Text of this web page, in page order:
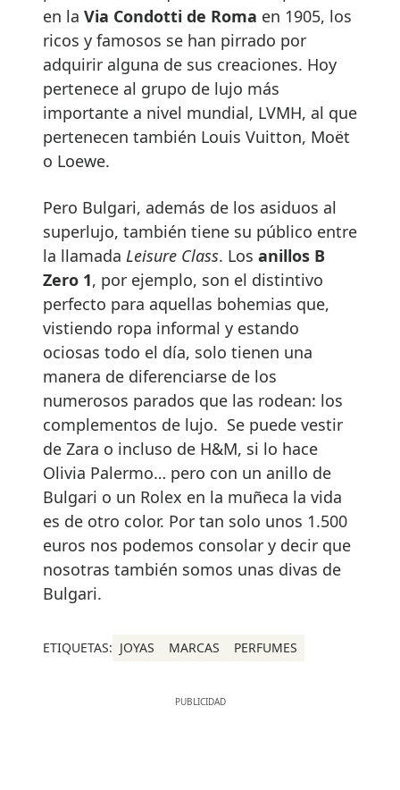
en la Via Condotti de Roma en 1905, los
ricos y famosos se han pirrado por
adquirir alguna de sus creaciones. Hoy
pertenece al grupo de lujo más
importante a nivel mundial, LVMH, al que
pertenecen también Louis Vuitton, Moët
o Loewe.
Pero Bulgari, además de los asiduos al
superlujo, también tiene su público entre
la llamada Leisure Class. Los anillos B
Zero 1, por ejemplo, son el distintivo
perfecto para aquellas bohemias que,
vistiendo ropa informal y estando
ociosas todo el día, solo tienen una
manera de diferenciarse de los
numerosos parados que las rodean: los
complementos de lujo. Se puede vestir
de Zara o incluso de H&M, si lo hace
Olivia Palermo… pero con un anillo de
Bulgari o un Rolex en la muñeca la vida
es de otro color. Por tan solo unos 1.500
euros nos podemos consolar y decir que
nosotras también somos unas divas de
Bulgari.
ETIQUETAS: JOYAS MARCAS PERFUMES